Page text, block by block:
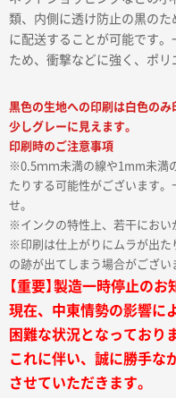
類、内側に透け防止の黒の
に配送することが可能です
ため、衝撃などに強く、ポリ
黒色の生地への印刷は白色の
少しグレーに見えます。
印刷時のご注意事項
※0.5ｍｍ未満の線や1mm未満
たりする可能性がございます
せ。
※インクの特性上、若干におい
※印刷は仕上がりにムラが出た
の跡が出てしまう場合がござい
【重要】製造一時停止のお
現在、中東情勢の影響に
困難な状況となっており
これに伴い、誠に勝手な
させていただきます。